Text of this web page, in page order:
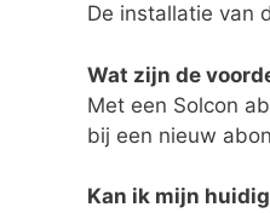
De installatie van
Wat zijn de
Met een Solcon
bij een nieuw
Kan ik mijn